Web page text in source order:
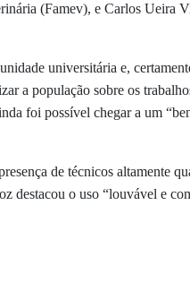
(Famev), e Carlos Ueira
universitária e,
a população sobre os
foi possível chegar a um
de técnicos altamente
destacou o uso “louvável e